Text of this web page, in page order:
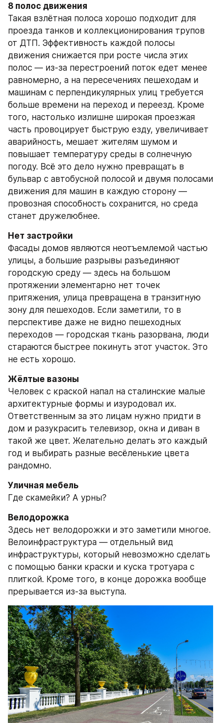
8 полос движения
Такая взлётная полоса хорошо подходит для
проезда танков и коллекционирования трупов
от ДТП. Эффективность каждой полосы
движения снижается при росте числа этих
полос — из-за перестроений поток едет менее
равномерно, а на пересечениях пешеходам и
машинам с перпендикулярных улиц требуется
больше времени на переход и переезд. Кроме
того, настолько излишне широкая проезжая
часть провоцирует быструю езду, увеличивает
аварийность, мешает жителям шумом и
повышает температуру среды в солнечную
погоду. Всё это дело нужно превращать в
бульвар с автобусной полосой и двумя полосами
движения для машин в каждую сторону —
провозная способность сохранится, но среда
станет дружелюбнее.
Нет застройки
Фасады домов являются неотъемлемой частью
улицы, а большие разрывы разъединяют
городскую среду — здесь на большом
протяжении элементарно нет точек
притяжения, улица превращена в транзитную
зону для пешеходов. Если заметили, то в
перспективе даже не видно пешеходных
переходов — городская ткань разорвана, люди
стараются быстрее покинуть этот участок. Это
не есть хорошо.
Жёлтые вазоны
Человек с краской напал на сталинские малые
архитектурные формы и изуродовал их.
Ответственным за это лицам нужно придти в
дом и разукрасить телевизор, окна и диван в
такой же цвет. Желательно делать это каждый
год и выбирать разные весёленькие цвета
рандомно.
Уличная мебель
Где скамейки? А урны?
Велодорожка
Здесь нет велодорожки и это заметили многое.
Велоинфраструктура — отдельный вид
инфраструктуры, который невозможно сделать
с помощью банки краски и куска тротуара с
плиткой. Кроме того, в конце дорожка вообще
прерывается из-за выступа.